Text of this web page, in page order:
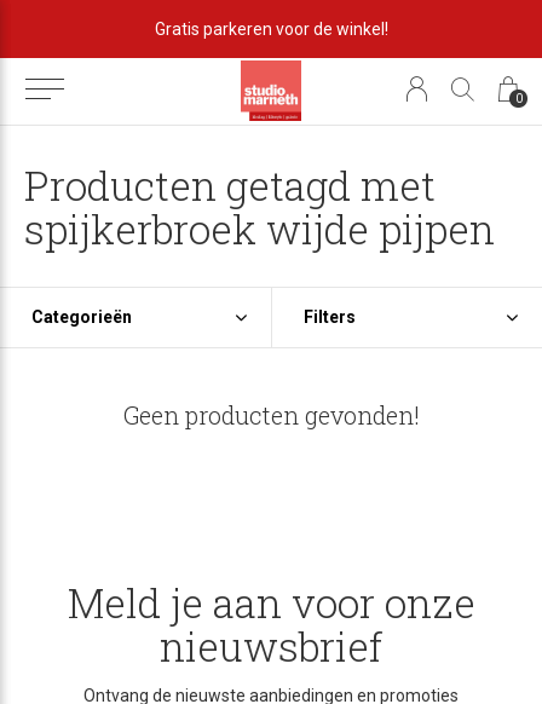
0
Gratis parkeren voor de winkel!
Producten getagd met
spijkerbroek wijde pijpen
Categorieën Filters
Geen producten gevonden!
Meld je aan voor onze
nieuwsbrief
Ontvang de nieuwste aanbiedingen en promoties